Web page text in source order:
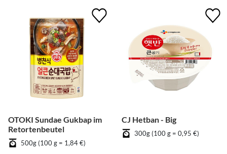
OTOKI Sundae Gukbap im
Retortenbeutel
500g (100 g = 1,84 €)
CJ Hetban - Big
300g (100 g = 0,95 €)